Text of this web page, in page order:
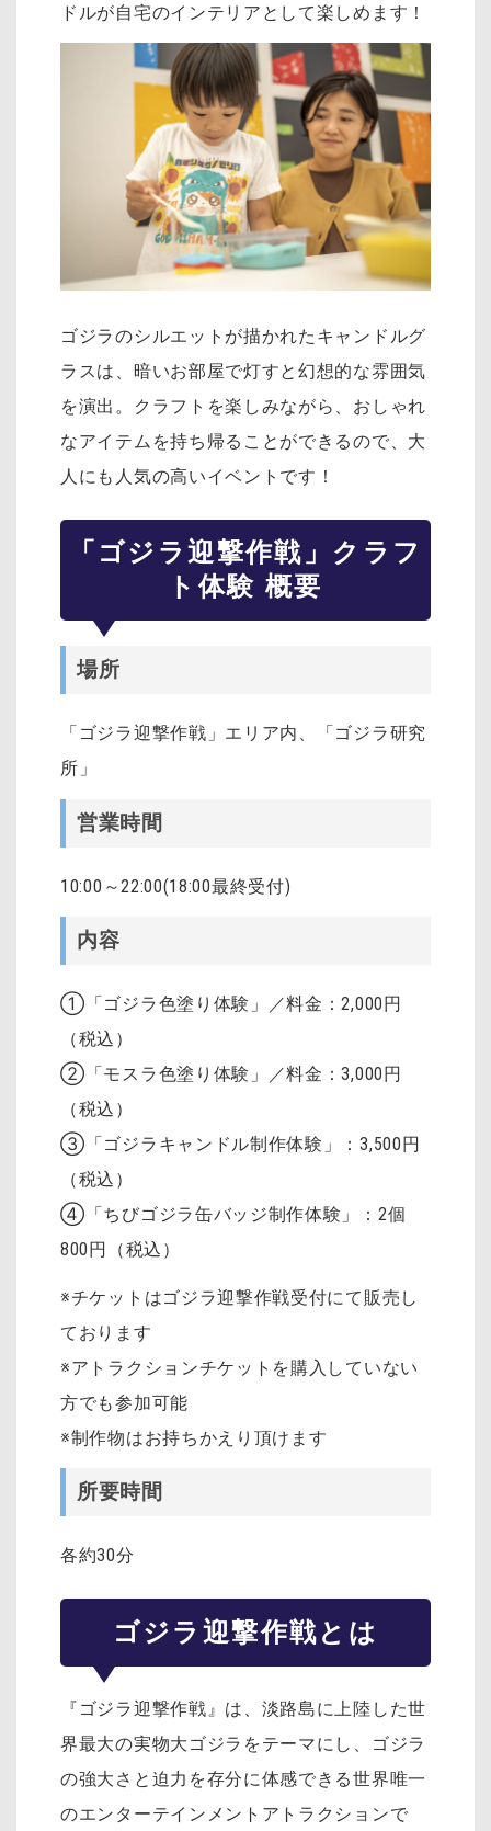
ドルが自宅のインテリアとして楽しめます！
ゴジラのシルエットが描かれたキャンドルグ
ラスは、暗いお部屋で灯すと幻想的な雰囲気
を演出。クラフトを楽しみながら、おしゃれ
なアイテムを持ち帰ることができるので、大
人にも人気の高いイベントです！
「ゴジラ迎撃作戦」クラフ
ト体験 概要
場所
「ゴジラ迎撃作戦」エリア内、「ゴジラ研究
所」
営業時間
10:00～22:00(18:00最終受付)
内容
①「ゴジラ色塗り体験」／料金：2,000円
（税込）
②「モスラ色塗り体験」／料金：3,000円
（税込）
③「ゴジラキャンドル制作体験」：3,500円
（税込）
④「ちびゴジラ缶バッジ制作体験」：2個
800円（税込）
※チケットはゴジラ迎撃作戦受付にて販売し
ております
※アトラクションチケットを購入していない
方でも参加可能
※制作物はお持ちかえり頂けます
所要時間
各約30分
ゴジラ迎撃作戦とは
『ゴジラ迎撃作戦』は、淡路島に上陸した世
界最大の実物大ゴジラをテーマにし、ゴジラ
の強大さと迫力を存分に体感できる世界唯一
のエンターテインメントアトラクションで